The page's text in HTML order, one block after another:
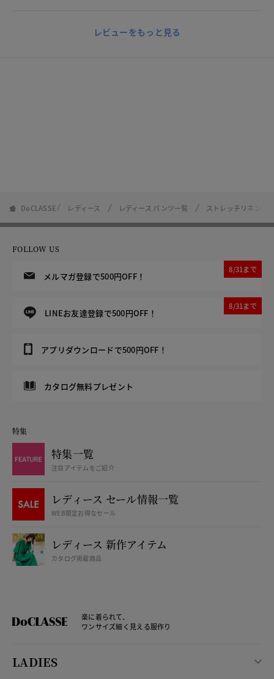
レビューをもっと見る
DoCLASSE レディース レディース パンツ一覧 ストレッチリネン・
FOLLOW US
メルマガ登録で500円OFF！
8/31まで
LINEお友達登録で500円OFF！
8/31まで
アプリダウンロードで500円OFF！
カタログ無料プレゼント
特集
特集一覧
注目アイテムをご紹介
レディース セール情報一覧
WEB限定お得なセール
レディース 新作アイテム
カタログ掲載商品
楽に着られて、
ワンサイズ細く見える服作り
LADIES